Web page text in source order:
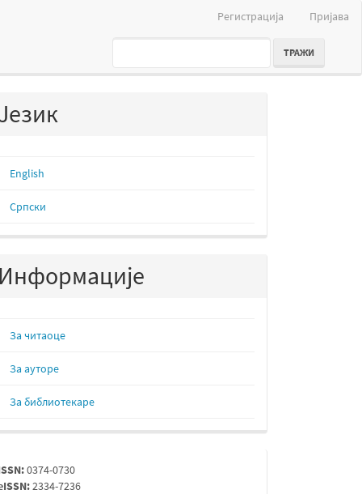
Регистрација Пријава
ТРАЖИ
English
Cрпски
Информације
За читаоце
За ауторе
За библиотекаре
0374-0730
2334-7236